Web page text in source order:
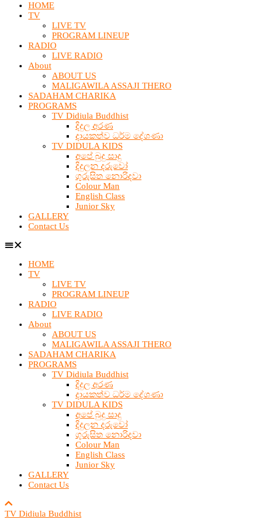
HOME
TV
LIVE TV
PROGRAM LINEUP
RADIO
LIVE RADIO
About
ABOUT US
MALIGAWILA ASSAJI THERO
SADAHAM CHARIKA
PROGRAMS
TV Didiula Buddhist
දිදුල අරණ
දායකත්ව ධර්ම දේශණා
TV DIDULA KIDS
අපේ බුදු සාදු
දිදුලන දරුවෝ
ගුරුසිත නොරිදවා
Colour Man
English Class
Junior Sky
GALLERY
Contact Us
HOME
TV
LIVE TV
PROGRAM LINEUP
RADIO
LIVE RADIO
About
ABOUT US
MALIGAWILA ASSAJI THERO
SADAHAM CHARIKA
PROGRAMS
TV Didiula Buddhist
දිදුල අරණ
දායකත්ව ධර්ම දේශණා
TV DIDULA KIDS
අපේ බුදු සාදු
දිදුලන දරුවෝ
ගුරුසිත නොරිදවා
Colour Man
English Class
Junior Sky
GALLERY
Contact Us
TV Didiula Buddhist